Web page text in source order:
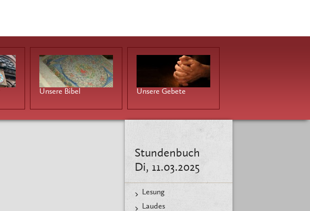
Unsere Bibel Unsere Gebete
Stundenbuch
Di, 11.03.2025
Lesung
Laudes